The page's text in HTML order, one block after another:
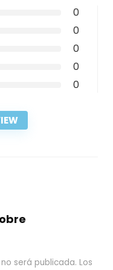
0
0
0
0
0
será publicada. Los